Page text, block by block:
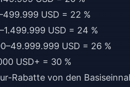
USD = 22 %
USD = 24 %
USD = 26 %
USD+ = 30 %
Rabatte von den